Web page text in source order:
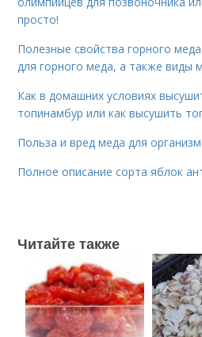
просто!
Полезные свойства горного
для горного меда, а также виды
Как в домашних условиях
топинамбур или как высушить
Польза и вред меда для
Полное описание сорта яблок
Читайте также